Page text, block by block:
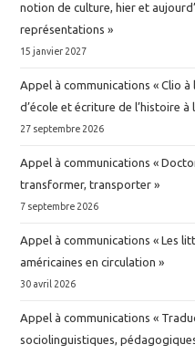
notion de culture, hier et
représentations »
15 janvier 2027
Appel à communications « Clio
d’école et écriture de l’histoire à
27 septembre 2026
Appel à communications «
transformer, transporter »
7 septembre 2026
Appel à communications « Les
américaines en circulation »
30 avril 2026
Appel à communications «
sociolinguistiques,